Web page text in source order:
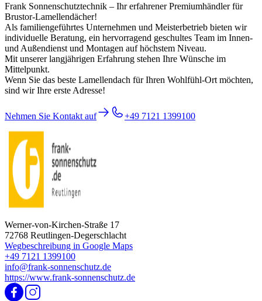
Frank Sonnenschutztechnik – Ihr erfahrener Premiumhändler für
Brustor-Lamellendächer!
Als familiengeführtes Unternehmen und Meisterbetrieb bieten wir
individuelle Beratung, ein hervorragend geschultes Team im Innen-
und Außendienst und Montagen auf höchstem Niveau.
Mit unserer langjährigen Erfahrung stehen Ihre Wünsche im
Mittelpunkt.
Wenn Sie das beste Lamellendach für Ihren Wohlfühl-Ort möchten,
sind wir Ihre erste Adresse!
Nehmen Sie Kontakt auf +49 7121 1399100
Werner-von-Kirchen-Straße 17
72768 Reutlingen-Degerschlacht
Wegbeschreibung in Google Maps
+49 7121 1399100
info@frank-sonnenschutz.de
https://www.frank-sonnenschutz.de